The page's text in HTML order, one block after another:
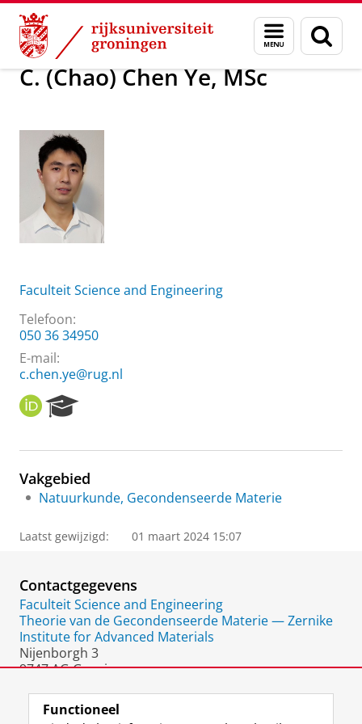
Skip
Content
Skip
Navigation
Menu
en
zoeken
Over ons C. (Chao) Chen Ye, MSc
C. (Chao) Chen Ye, MSc
Faculteit Science and Engineering
Telefoon:
050 36 34950
E-mail:
c.chen.ye@rug.nl
O
R
I
e
r
c
P
o
t
a
l
Vakgebied
Natuurkunde, Gecondenseerde Materie
Laatst gewijzigd: 01 maart 2024 15:07
Contactgegevens
Faculteit Science and Engineering
Theorie van de Gecondenseerde Materie — Zernike
Institute for Advanced Materials
Nijenborgh 3
9747 AG Groningen
Functioneel